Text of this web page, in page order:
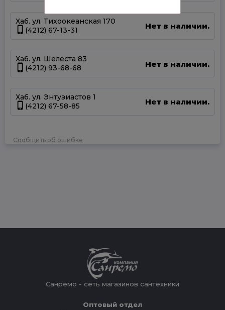
Хаб. ул. Тихоокеанская 170
(4212) 67-13-31
Нет в наличии.
Хаб. ул. Шелеста 83
(4212) 93-68-68
Нет в наличии.
Хаб. ул. Энтузиастов 1
(4212) 67-58-85
Нет в наличии.
Сообщить об ошибке
Санремо - сеть магазинов сантехники
Оптовый отдел